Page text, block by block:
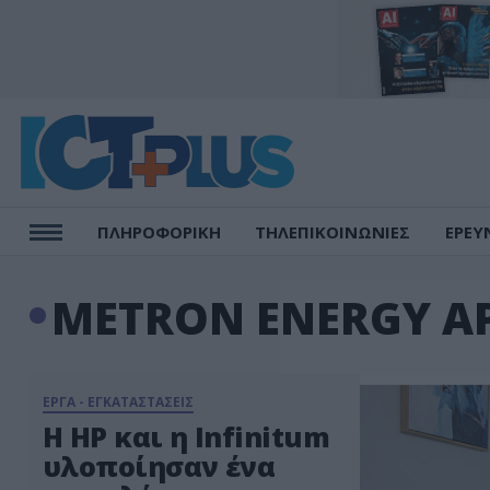
ΠΛΗΡΟΦΟΡΙΚΗ ΤΗΛΕΠΙΚΟΙΝΩΝΙΕΣ
METRON ENERGY
ΕΡΓΑ - ΕΓΚΑΤΑΣΤΑΣΕΙΣ
Η HP και η Infinitum
υλοποίησαν ένα